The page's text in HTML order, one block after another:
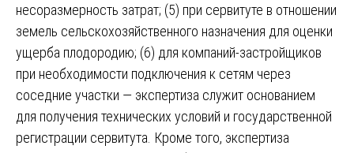
несоразмерность затрат; (5) при сервитуте в отношении
земель сельскохозяйственного назначения для оценки
ущерба плодородию; (6) для компаний-застройщиков
при необходимости подключения к сетям через
соседние участки — экспертиза служит основанием
для получения технических условий и государственной
регистрации сервитута. Кроме того, экспертиза